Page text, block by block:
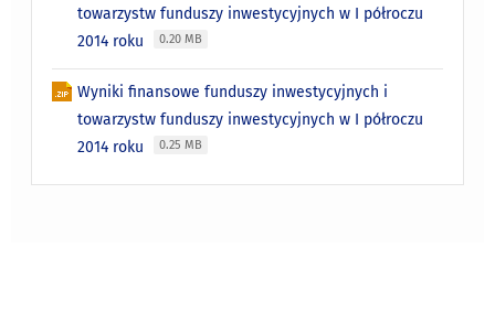
towarzystw funduszy inwestycyjnych w I półroczu
2014 roku
0.20 MB
Wyniki finansowe funduszy inwestycyjnych i
towarzystw funduszy inwestycyjnych w I półroczu
2014 roku
0.25 MB